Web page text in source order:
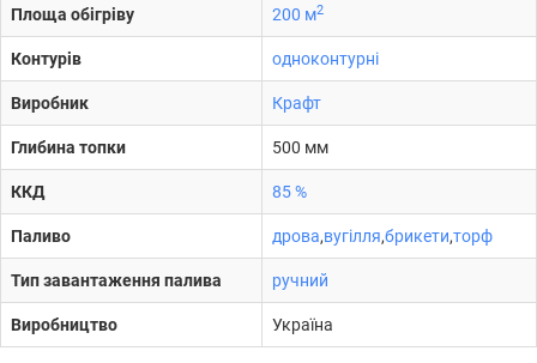
Площа обігріву 200 м2
Контурів одноконтурні
Виробник Крафт
Глибина топки 500 мм
ККД 85 %
Паливо дрова,вугілля,брикети,торф
Тип завантаження палива ручний
Виробництво Україна